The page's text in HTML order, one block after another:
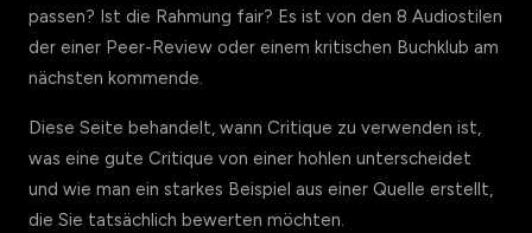
passen? Ist die Rahmung fair? Es ist von den 8 Audiostilen
der einer Peer-Review oder einem kritischen Buchklub am
nächsten kommende.
Diese Seite behandelt, wann Critique zu verwenden ist,
was eine gute Critique von einer hohlen unterscheidet
und wie man ein starkes Beispiel aus einer Quelle erstellt,
die Sie tatsächlich bewerten möchten.